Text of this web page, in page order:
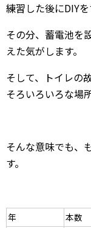
練習した後にDIY
その分、蓄電池を
えた気がします。
そして、トイレの
そろいろいろな場
そんな意味でも、
す。
年 本数